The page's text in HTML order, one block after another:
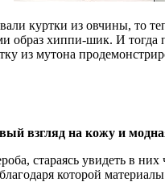
куртки из овчины, то
хиппи-шик. И тогда
из мутона
взгляд на кожу и
стараясь увидеть
которой